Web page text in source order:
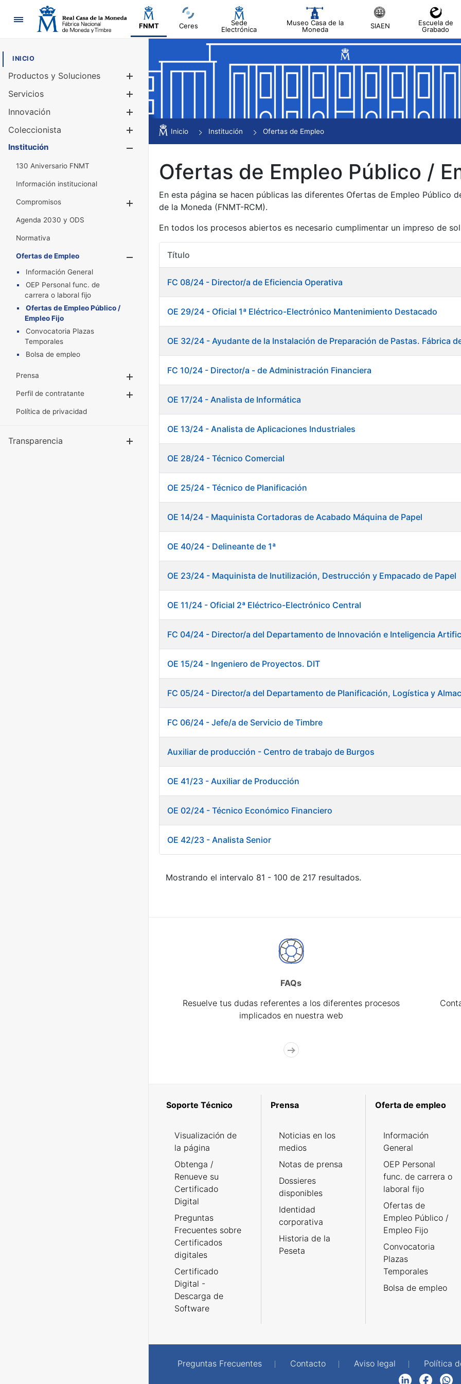
Navegación
FNMT Ceres
Sede
Electrónica
Museo Casa de la
Moneda
SIAEN
Escuela de
Grabado
INICIO
Productos y Soluciones
Mostrar/Ocultar
Servicios
Innovación
Coleccionista
Mostrar/Ocultar
Institución
130 Aniversario FNMT
Información institucional
Compromisos
Mostrar/Ocultar
Agenda 2030 y ODS
Normativa
Ofertas de Empleo
Mostrar/Ocultar
Información General
OEP Personal func. de
carrera o laboral fijo
Ofertas de Empleo Público /
Empleo Fijo
Convocatoria Plazas
Temporales
Bolsa de empleo
Prensa
Mostrar/Ocultar
Perfil de contratante
Mostrar/Ocultar
Política de privacidad
Transparencia Mostrar/Ocultar
Inicio Institución Ofertas de Empleo
Ofertas de Empleo Público /
En esta página se hacen públicas las diferentes Ofertas de Empleo Público
de la Moneda (FNMT-RCM).
En todos los procesos abiertos es necesario cumplimentar un impreso de
Título
FC 08/24 - Director/a de Eficiencia Operativa
OE 29/24 - Oficial 1ª Eléctrico-Electrónico Mantenimiento Destacado
OE 32/24 - Ayudante de la Instalación de Preparación de Pastas. Fábrica
FC 10/24 - Director/a - de Administración Financiera
OE 17/24 - Analista de Informática
OE 13/24 - Analista de Aplicaciones Industriales
OE 28/24 - Técnico Comercial
OE 25/24 - Técnico de Planificación
OE 14/24 - Maquinista Cortadoras de Acabado Máquina de Papel
OE 40/24 - Delineante de 1ª
OE 23/24 - Maquinista de Inutilización, Destrucción y Empacado de Papel
OE 11/24 - Oficial 2ª Eléctrico-Electrónico Central
FC 04/24 - Director/a del Departamento de Innovación e Inteligencia
OE 15/24 - Ingeniero de Proyectos. DIT
FC 05/24 - Director/a del Departamento de Planificación, Logística y
FC 06/24 - Jefe/a de Servicio de Timbre
Auxiliar de producción - Centro de trabajo de Burgos
OE 41/23 - Auxiliar de Producción
OE 02/24 - Técnico Económico Financiero
OE 42/23 - Analista Senior
Mostrando el intervalo 81 - 100 de 217 resultados.
FAQs
Resuelve tus dudas referentes a los diferentes procesos
implicados en nuestra web
Soporte Técnico
Visualización de
la página
Obtenga /
Renueve su
Certificado
Digital
Preguntas
Frecuentes sobre
Certificados
digitales
Certificado
Digital -
Descarga de
Software
Prensa
Noticias en los
medios
Notas de prensa
Dossieres
disponibles
Identidad
corporativa
Historia de la
Peseta
Oferta de empleo
Información
General
OEP Personal
func. de carrera o
laboral fijo
Ofertas de
Empleo Público /
Empleo Fijo
Convocatoria
Plazas
Temporales
Bolsa de empleo
Preguntas Frecuentes Contacto Aviso legal
Política
FacebookWhatsApp